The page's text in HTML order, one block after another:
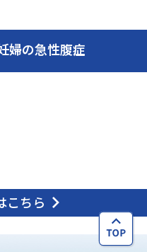
お問い合わせ
婦の急性腹症
こちら